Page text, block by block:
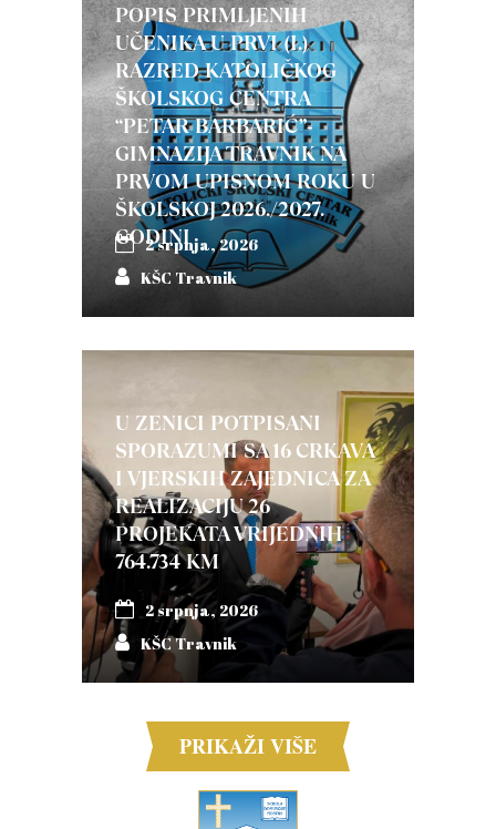
POPIS PRIMLJENIH
UČENIKA U PRVI (I.)
RAZRED KATOLIČKOG
ŠKOLSKOG CENTRA
“PETAR BARBARIĆ”-
GIMNAZIJA TRAVNIK NA
PRVOM UPISNOM ROKU U
ŠKOLSKOJ 2026./2027.
GODINI
2 srpnja, 2026
KŠC Travnik
U ZENICI POTPISANI
SPORAZUMI SA 16 CRKAVA
I VJERSKIH ZAJEDNICA ZA
REALIZACIJU 26
PROJEKATA VRIJEDNIH
764.734 KM
2 srpnja, 2026
KŠC Travnik
PRIKAŽI VIŠE